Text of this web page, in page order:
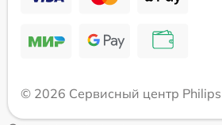
© 2026 Сервисный центр Philips